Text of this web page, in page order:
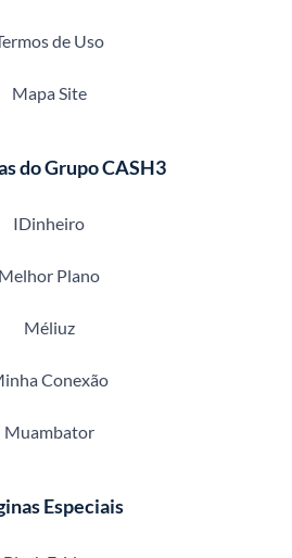
de Uso
Mapa Site
do Grupo CASH3
IDinheiro
Melhor Plano
Méliuz
Conexão
Muambator
Especiais